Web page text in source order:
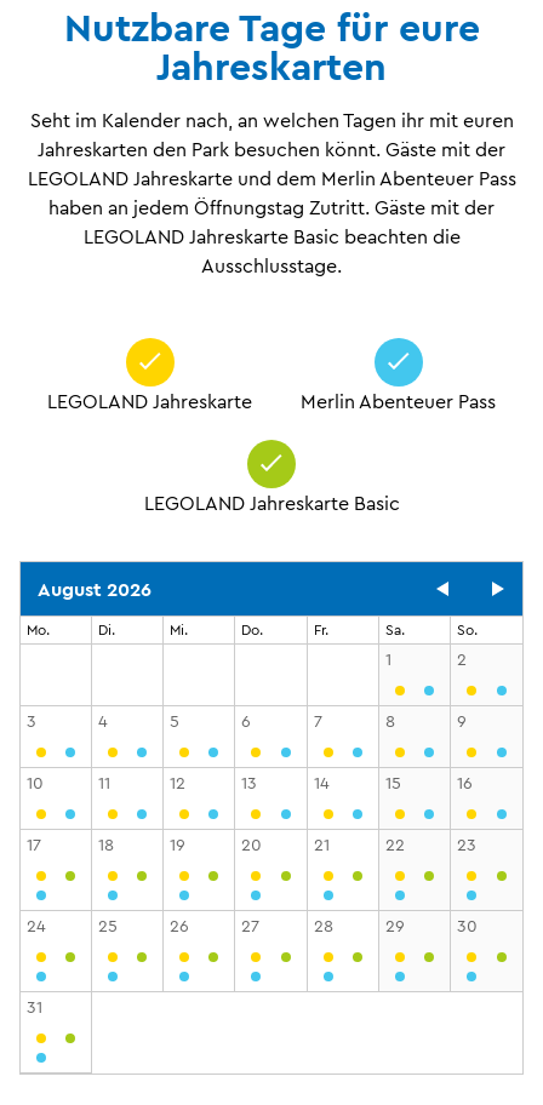
Nutzbare Tage für eure
Jahreskarten
Seht im Kalender nach, an welchen Tagen ihr mit euren
Jahreskarten den Park besuchen könnt. Gäste mit der
LEGOLAND Jahreskarte und dem Merlin Abenteuer Pass
haben an jedem Öffnungstag Zutritt. Gäste mit der
LEGOLAND Jahreskarte Basic beachten die
Ausschlusstage.
LEGOLAND Jahreskarte Merlin Abenteuer Pass
LEGOLAND Jahreskarte Basic
August 2026
Mo. Di. Mi. Do. Fr. Sa. So.
1 2
3 4 5 6 7 8 9
10 11 12 13 14 15 16
17 18 19 20 21 22 23
24 25 26 27 28 29 30
31